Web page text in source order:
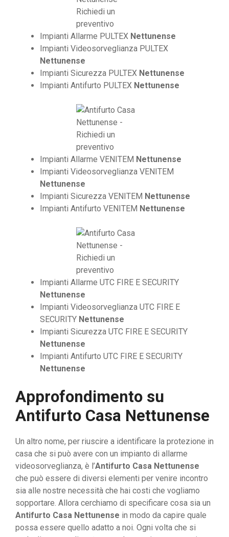
Impianti Allarme PULTEX Nettunense
Impianti Videosorveglianza PULTEX
Nettunense
Impianti Sicurezza PULTEX Nettunense
Impianti Antifurto PULTEX Nettunense
Impianti Allarme VENITEM Nettunense
Impianti Videosorveglianza VENITEM
Nettunense
Impianti Sicurezza VENITEM Nettunense
Impianti Antifurto VENITEM Nettunense
Impianti Allarme UTC FIRE E SECURITY
Nettunense
Impianti Videosorveglianza UTC FIRE E
SECURITY Nettunense
Impianti Sicurezza UTC FIRE E SECURITY
Nettunense
Impianti Antifurto UTC FIRE E SECURITY
Nettunense
Approfondimento su
Antifurto Casa Nettunense
Un altro nome, per riuscire a identificare la protezione in
casa che si può avere con un impianto di allarme
videosorveglianza, è l’Antifurto Casa Nettunense
che può essere di diversi elementi per venire incontro
sia alle nostre necessità che hai costi che vogliamo
sopportare. Allora cerchiamo di specificare cosa sia un
Antifurto Casa Nettunense in modo da capire quale
possa essere quello adatto a noi. Ogni volta che si